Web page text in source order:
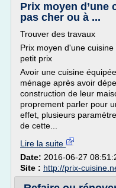
Prix moyen d’une
pas cher ou à ...
Trouver des travaux
Prix moyen d'une
petit prix
Avoir une cuisine
ménage après avoir
construction de leur
proprement parler pour
effet, plusieurs
de cette...
Lire la suite
Date: 2016-06-27
Site : http://prix-